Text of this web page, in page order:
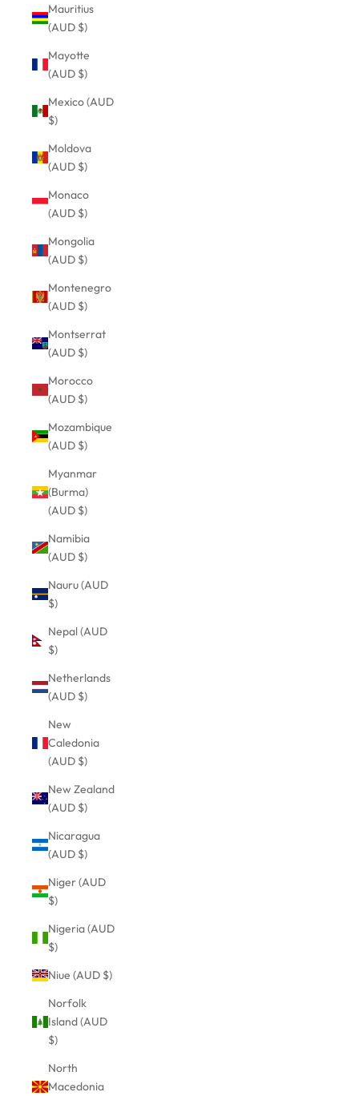
Mauritius
(AUD $)
Mayotte
(AUD $)
Mexico (AUD
$)
Moldova
(AUD $)
Monaco
(AUD $)
Mongolia
(AUD $)
Montenegro
(AUD $)
Montserrat
(AUD $)
Morocco
(AUD $)
Mozambique
(AUD $)
Myanmar
(Burma)
(AUD $)
Namibia
(AUD $)
Nauru (AUD
$)
Nepal (AUD
$)
Netherlands
(AUD $)
New
Caledonia
(AUD $)
New Zealand
(AUD $)
Nicaragua
(AUD $)
Niger (AUD
$)
Nigeria (AUD
$)
Niue (AUD $)
Norfolk
Island (AUD
$)
North
Macedonia